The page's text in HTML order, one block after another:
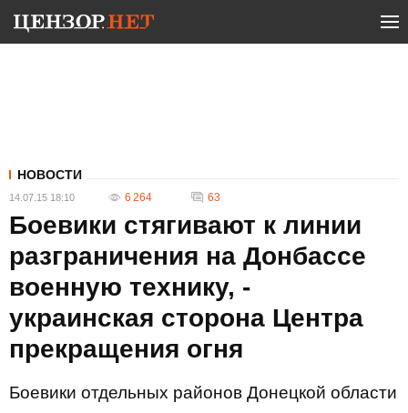
НОВОСТИ
14.07.15 18:10 6 264 63
Боевики стягивают к линии
разграничения на Донбассе
военную технику, -
украинская сторона Центра
прекращения огня
Боевики отдельных районов Донецкой области